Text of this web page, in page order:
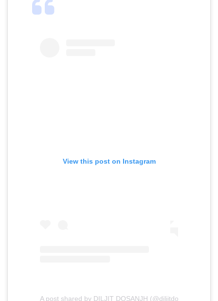
View this post on Instagram
A post shared by DILJIT DOSANJH (@diljitdosanjh)